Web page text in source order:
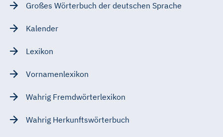
Großes Wörterbuch der deutschen Sprache
Kalender
Lexikon
Vornamenlexikon
Wahrig Fremdwörterlexikon
Wahrig Herkunftswörterbuch